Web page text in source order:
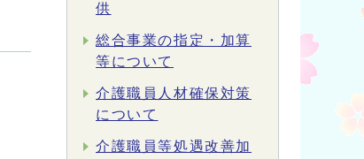
供
総合事業の指定・加算
等について
介護職員人材確保対策
について
介護職員等処遇改善加